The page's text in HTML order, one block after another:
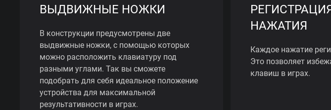
ВЫДВИЖНЫЕ НОЖКИ
В конструкции предусмотрены две
выдвижные ножки, с помощью которых
можно расположить клавиатуру под
разными углами. Так вы сможете
подобрать для себя идеальное положение
устройства для максимальной
результативности в играх.
НАЖАТИЯ
Каждое нажатие
Это позволяет
клавиш в играх.